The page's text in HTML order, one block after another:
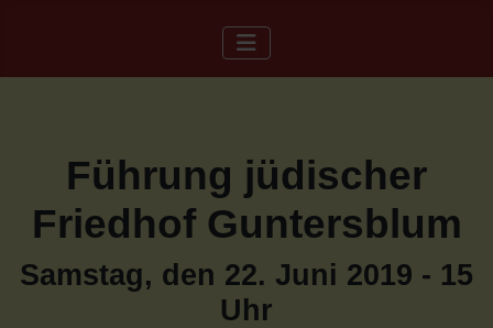
Führung jüdischer
Friedhof Guntersblum
Samstag, den 22. Juni 2019 - 15
Uhr